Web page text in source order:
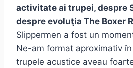
activitate ai trupei, despre
despre evoluţia The Boxer
Slippermen a fost un
Ne-am format aproximativ
trupele acustice aveau